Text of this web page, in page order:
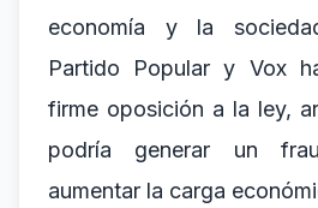
economía y la
Partido Popular y Vox
firme oposición a la ley,
podría generar un
aumentar la carga